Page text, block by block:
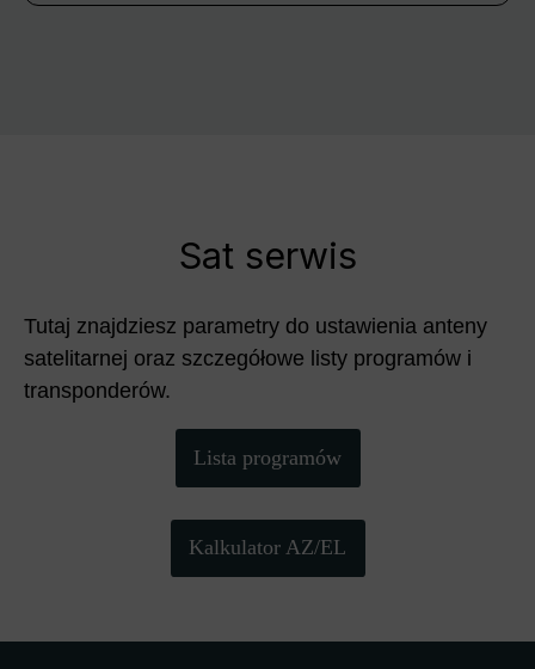
Sat serwis
Tutaj znajdziesz parametry do ustawienia anteny
satelitarnej oraz szczegółowe listy programów i
transponderów.
Lista programów
Kalkulator AZ/EL